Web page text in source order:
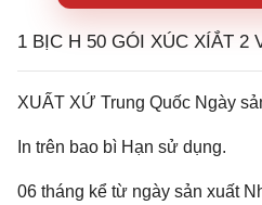
1 BỊC H 50 GÓI XÚC XÍẮT 2
XUẤT XỨ Trung Quốc Ngày
In trên bao bì Hạn sử dụng.
06 tháng kể từ ngày sản xuất